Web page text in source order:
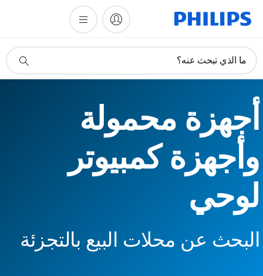
دعم
ما الذي تبحث عنه؟
أجهزة محمولة
وأجهزة كمبيوتر
لوحي
البحث عن محلات البيع بالتجزئة